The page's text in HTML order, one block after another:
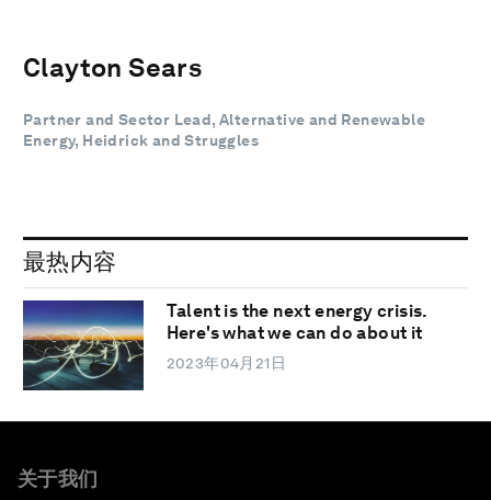
Clayton Sears
Partner and Sector Lead, Alternative and Renewable
Energy, Heidrick and Struggles
最热内容
Talent is the next energy crisis.
Here's what we can do about it
2023年04月21日
关于我们